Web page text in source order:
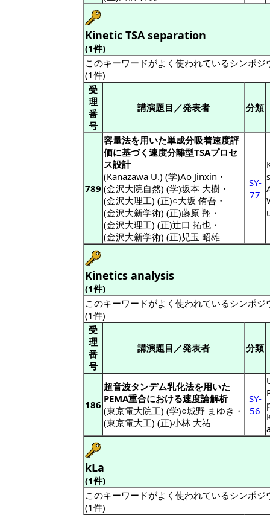
Kinetic TSA separation
(1件)
このキーワードがよく使われているシンポ
(1件)
受
理
番
号
講演題目／発表者 分類
789
容量法を用いた単成分吸着速度評
価に基づく速度分離型TSAプロセ
ス設計
(Kanazawa U.) (学)Ao Jinxin ・
(金沢大院自然) (学)坂本 大樹 ・
(金沢大理工) (正)○大坂 侑吾 ・
(金沢大新学術) (正)藤原 翔 ・
(金沢大理工) (正)辻口 拓也 ・
(金沢大新学術) (正)児玉 昭雄
SY-
77
Kinetics analysis
(1件)
このキーワードがよく使われているシンポ
(1件)
受
理
番
号
講演題目／発表者 分類
186
超音波タンデム乳化法を用いた
PEMA重合における速度論解析
(東京電大院工) (学)○城野 まゆき ・
(東京電大工) (正)小林 大祐
SY-
56
kLa
(1件)
このキーワードがよく使われているシンポ
(1件)